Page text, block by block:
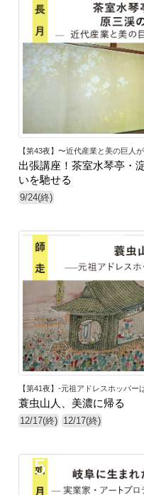
【第43夜】〜近代産業と美の巨人
出張講座！茶室水琴亭・
いを馳せる
9/24(終)
【第41夜】-元祖アドレスホッパー
蓑虫山人、美濃に帰る
12/17(終) 12/17(終)
35